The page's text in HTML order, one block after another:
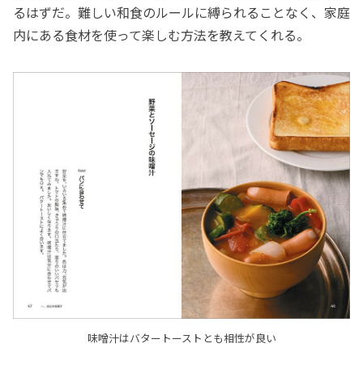
るはずだ。難しい和食のルールに縛られることなく、家庭
内にある食材を使って楽しむ方法を教えてくれる。
味噌汁はバタートーストとも相性が良い